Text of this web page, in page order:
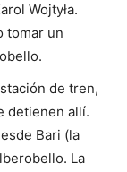
Wojtyła.
tomar un
de tren,
detienen allí.
Bari (la
La